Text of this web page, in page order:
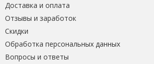
Доставка и оплата
Отзывы и заработок
Скидки
Обработка персональных данных
Вопросы и ответы